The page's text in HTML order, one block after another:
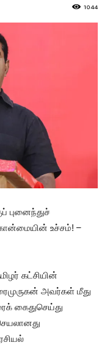
1044
புனைந்துச்
உச்சம்! –
கட்சியின்
அவர்கள் மீது
கைதுசெய்து